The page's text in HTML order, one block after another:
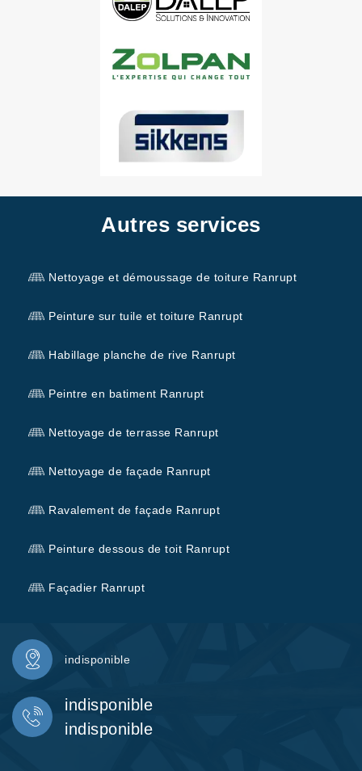
Autres services
Nettoyage et démoussage de toiture Ranrupt
Peinture sur tuile et toiture Ranrupt
Habillage planche de rive Ranrupt
Peintre en batiment Ranrupt
Nettoyage de terrasse Ranrupt
Nettoyage de façade Ranrupt
Ravalement de façade Ranrupt
Peinture dessous de toit Ranrupt
Façadier Ranrupt
indisponible
indisponible
indisponible